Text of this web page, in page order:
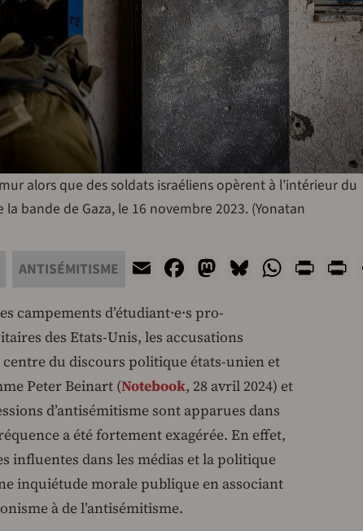
alors que des soldats israéliens opèrent à l’intérieur du
bande de Gaza, le 16 novembre 2023. (Yonatan
ANTISÉMITISME EmailFacebook
Mastodon
Bluesky
campements d’étudiant·e·s pro-
des Etats-Unis, les accusations
centre du discours politique états-unien et
Peter Beinart (Notebook, 28 avril 2024) et
d’antisémitisme sont apparues dans
a été fortement exagérée. En effet,
influentes dans les médias et la politique
inquiétude morale publique en associant
à de l’antisémitisme.